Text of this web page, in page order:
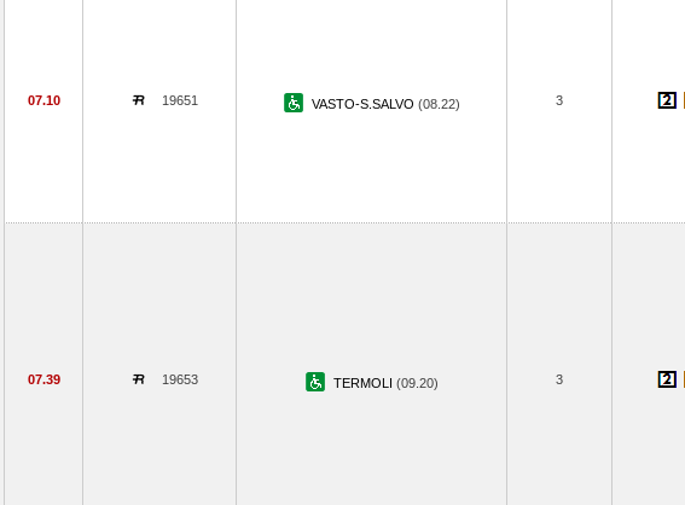
07.10 19651 VASTO-S.SALVO (08.22) 3
07.39 19653 TERMOLI (09.20) 3